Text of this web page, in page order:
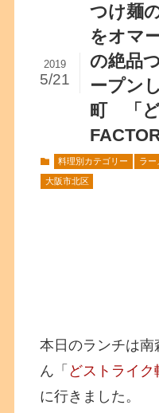
つけ麺
をオマ
の絶品
ープン
町 「ど
2019
5/21
料理別カテゴリー ラー
大阪市北区
本日のランチは南
ん「 どストライ
に行きました。